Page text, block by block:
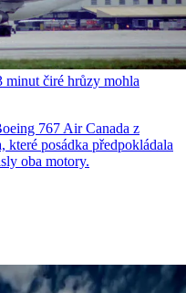
minut čiré hrůzy mohla
767 Air Canada z
posádka předpokládala
oba motory.